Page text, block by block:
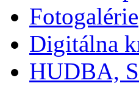
Fotogalérie
Digitálna
HUDBA,